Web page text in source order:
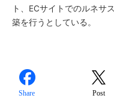
ト、ECサイトでのルネサ
築を行うとしている。
Share Post